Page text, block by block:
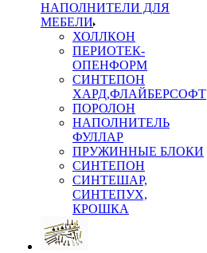
НАПОЛНИТЕЛИ ДЛЯ
МЕБЕЛИ
ХОЛЛКОН
ПЕРИОТЕК-
ОПЕНФОРМ
СИНТЕПОН
ХАРД,ФЛАЙБЕРСОФТ
ПОРОЛОН
НАПОЛНИТЕЛЬ
ФУЛЛАР
ПРУЖИННЫЕ БЛОКИ
СИНТЕПОН
СИНТЕШАР,
СИНТЕПУХ,
КРОШКА